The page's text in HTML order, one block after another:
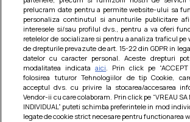
Barcute din vinete cu
Un deliciu usor de preparat!
prelucram date pentru a permite website-ului sa
personaliza continutul si anunturile publicitare
interesele si/sau profilul dvs., pentru a va oferi
retelelor de socializare si pentru a analiza traficul pe
de drepturile prevazute de art. 15-22 din GDPR in
datelor cu caracter personal. Aceste drepturi
modalitatea indicataaici . Prin click pe
folosirea tuturor Tehnologiilor de tip Cookie,
acceptul dvs. cu privire la stocarea/accesarea
Vendor-ii cu care colaboram. Prin click pe “VREAU SA
INDIVIDUAL” puteti schimba preferintele in mod
legate de cookie strict necesare pentru functionarea